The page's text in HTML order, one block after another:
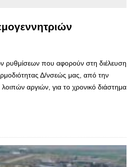
ρυθμίσεων που αφορούν στη διέλευση
Δ/νσεώς μας, από την
αργιών, για το χρονικό διάστημα